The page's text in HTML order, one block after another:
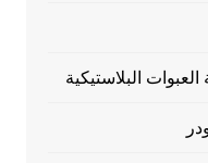
البلاستيكية